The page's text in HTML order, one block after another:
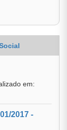
em:
2017 -